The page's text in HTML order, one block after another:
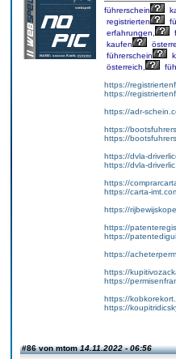
führerschein
registrierten
erfahrungen,
kaufen
führerschein
österreich,
https://
https://
https://adr-
https://
https://
https://dvla-
https://dvla-
https://
https://carta-
https://
https://
https://
https://
https://
https://
https://
https://
#86 von mtom14.11.2022 - 06:56